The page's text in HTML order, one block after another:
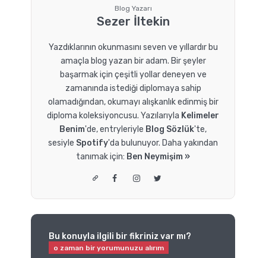
Blog Yazarı
Sezer İltekin
Yazdıklarının okunmasını seven ve yıllardır bu
amaçla blog yazan bir adam. Bir şeyler
başarmak için çeşitli yollar deneyen ve
zamanında istediği diplomaya sahip
olamadığından, okumayı alışkanlık edinmiş bir
diploma koleksiyoncusu. Yazılarıyla Kelimeler
Benim'de, entryleriyle Blog Sözlük'te,
sesiyle Spotify'da bulunuyor. Daha yakından
tanımak için: Ben Neymişim »
Bu konuyla ilgili bir fikriniz var mı?